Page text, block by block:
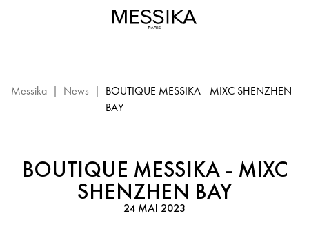
évènement
Messika | News |
BOUTIQUE MESSIKA - MIXC SHENZHEN
BAY
BOUTIQUE MESSIKA - MIXC
SHENZHEN BAY
24 MAI 2023